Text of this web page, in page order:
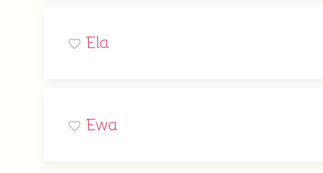
Ela
Ewa